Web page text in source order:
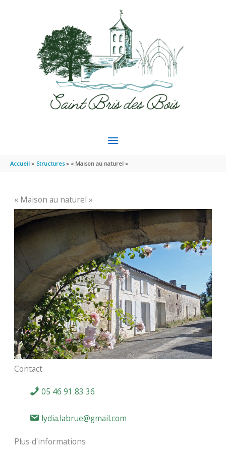
MENU
PRINCIPAL
Accueil Structures « Maison au naturel »
« Maison au naturel »
Contact
05 46 91 83 36
lydia.labrue@gmail.com
Plus d'informations